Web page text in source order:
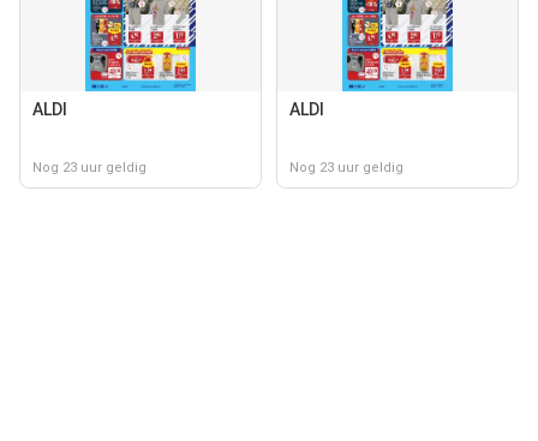
ALDI
Nog 23 uur geldig
ALDI
Nog 23 uur geldig